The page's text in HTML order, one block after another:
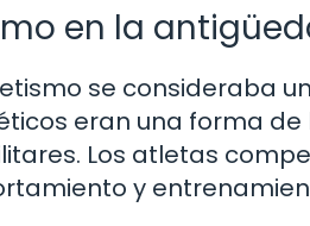
en la
se consideraba
eran una forma
Los atletas
y